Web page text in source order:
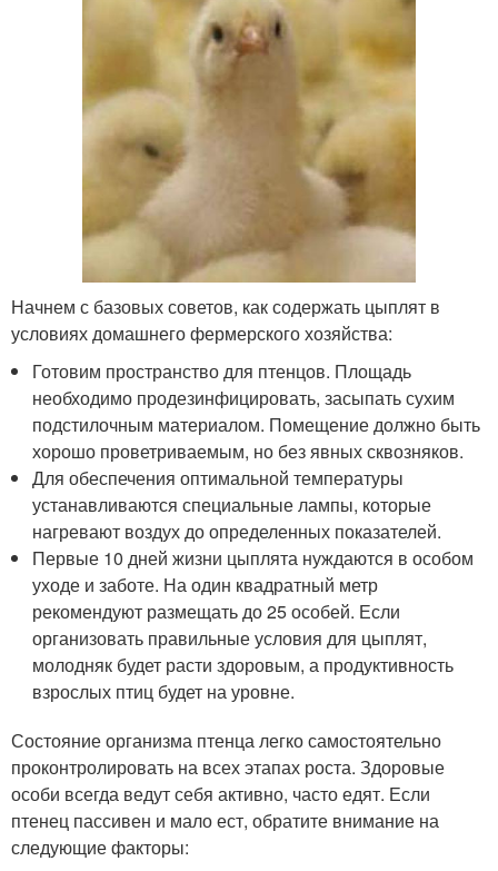
Начнем с базовых советов, как содержать цыплят в
условиях домашнего фермерского хозяйства:
Готовим пространство для птенцов. Площадь
необходимо продезинфицировать, засыпать сухим
подстилочным материалом. Помещение должно быть
хорошо проветриваемым, но без явных сквозняков.
Для обеспечения оптимальной температуры
устанавливаются специальные лампы, которые
нагревают воздух до определенных показателей.
Первые 10 дней жизни цыплята нуждаются в особом
уходе и заботе. На один квадратный метр
рекомендуют размещать до 25 особей. Если
организовать правильные условия для цыплят,
молодняк будет расти здоровым, а продуктивность
взрослых птиц будет на уровне.
Состояние организма птенца легко самостоятельно
проконтролировать на всех этапах роста. Здоровые
особи всегда ведут себя активно, часто едят. Если
птенец пассивен и мало ест, обратите внимание на
следующие факторы: